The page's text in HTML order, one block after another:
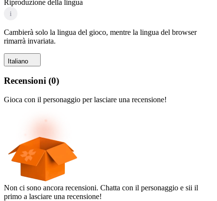
Riproduzione della lingua
i
Cambierà solo la lingua del gioco, mentre la lingua del browser
rimarrà invariata.
Italiano
Recensioni (0)
Gioca con il personaggio per lasciare una recensione!
Non ci sono ancora recensioni. Chatta con il personaggio e sii il
primo a lasciare una recensione!